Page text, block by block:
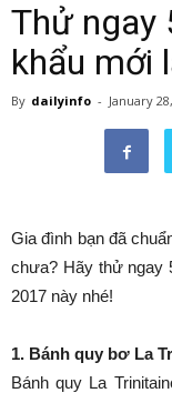
Thử ngay
khẩu mới
By dailyinfo - January
Gia đình bạn đã
chưa? Hãy thử ngay
2017 này nhé!
1. Bánh quy bơ La
Bánh quy La